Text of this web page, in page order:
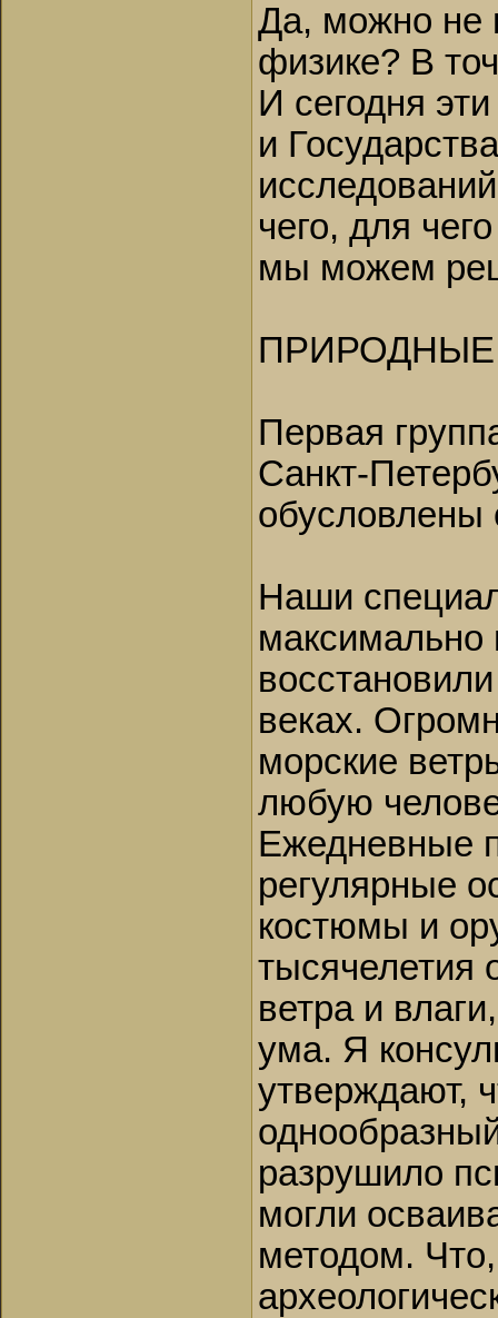
Да, можно не
физике? В
И сегодня
и
чего, для
мы можем
Первая
Санкт-
обусловлены
Наши
максимально
веках.
морские
любую
Ежедневные
регулярные
костюмы и
тысячелетия
ветра и
ума. Я
утверждают,
разрушило
могли
методом.